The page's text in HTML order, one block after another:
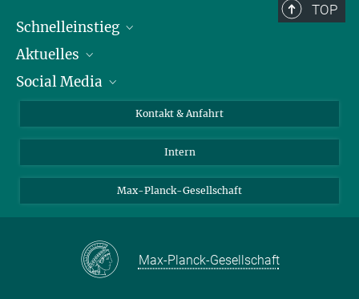
TOP
Schnelleinstieg
Personen
Pressebereich
Aktuelles
Stellenangebote
Social Media
LinkedIn
Kontakt & Anfahrt
Intern
Max-Planck-Gesellschaft
Max-Planck-Gesellschaft